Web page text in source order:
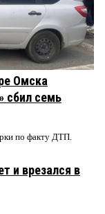
Омска
сбил семь
по факту ДТП.
и врезался в